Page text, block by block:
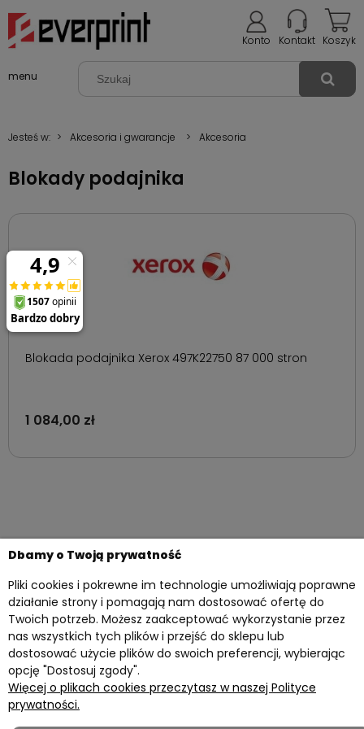
Koszyk
Kontakt
Konto
menu
Jesteś w: > Akcesoria i gwarancje > Akcesoria
Blokady podajnika
Blokada podajnika Xerox 497K22750 87 000 stron
1 084,00 zł
Twoje konto
Dbamy o Twoją prywatność
Pliki cookies i pokrewne im technologie umożliwiają poprawne
działanie strony i pomagają nam dostosować ofertę do
Twoich potrzeb. Możesz zaakceptować wykorzystanie przez
nas wszystkich tych plików i przejść do sklepu lub
dostosować użycie plików do swoich preferencji, wybierając
opcję "Dostosuj zgody".
Więcej o plikach cookies przeczytasz w naszej Polityce
prywatności.